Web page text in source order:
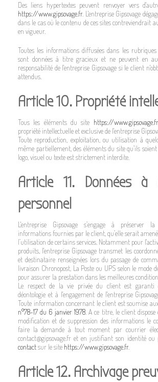
Des liens hypertextes peuvent renvoyer vers
https://www.gipsovage.fr. L'entreprise Gipsovage
dans le cas où le contenu de ces sites contreviendrait
en vigueur.
Toutes les informations diffusées dans les
sont données à titre gracieux et ne peuvent en
responsabilité de l'entreprise Gipsovage si le client
attendus.
Article 10. Propriété
Tous les éléments du site https://www.gipsovage.fr
propriété intellectuelle et exclusive de l'entreprise
Toute reproduction, exploitation, ou utilisation à
même partiellement, des éléments du site qu’ils
logo, visuel ou texte est strictement interdite.
Article 11. Données à
personnel
L'entreprise Gipsovage s’engage à préserver
informations fournies par le client, qu’elle serait
l’utilisation de certains services. Notamment pour
produits, l'entreprise Gipsovage transmet les
et destinataire renseignées lors du passage de
livraison Chronopost, La Poste ou UPS selon le mode
pour assurer la prestation dans les meilleures
Le respect de la vie privée du client est garanti
déontologie et à l'engagement de l'entreprise
Toute information concernant le client est soumise
n°78-17 du 6 janvier 1978. A ce titre, le client dispose
modification et de suppression des informations le
faire la demande à tout moment par courrier
contact@gipsovage.fr et en justifiant son identité ou
contactsur le site https://www.gipsovage.fr.
Article 12. Archivage